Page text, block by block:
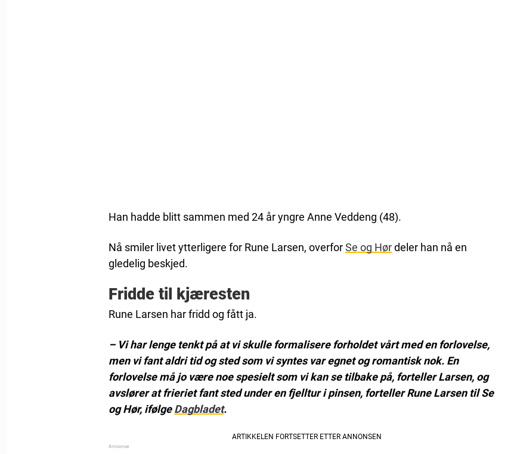
Han hadde blitt sammen med 24 år yngre Anne Veddeng (48).
Nå smiler livet ytterligere for Rune Larsen, overforSe og Hørdeler han nå en
gledelig beskjed.
Fridde til kjæresten
Rune Larsen har fridd og fått ja.
– Vi har lenge tenkt på at vi skulle formalisere forholdet vårt med en forlovelse,
men vi fant aldri tid og sted som vi syntes var egnet og romantisk nok. En
forlovelse må jo være noe spesielt som vi kan se tilbake på, forteller Larsen, og
avslører at frieriet fant sted under en fjelltur i pinsen, forteller Rune Larsen til Se
og Hør, ifølgeDagbladet.